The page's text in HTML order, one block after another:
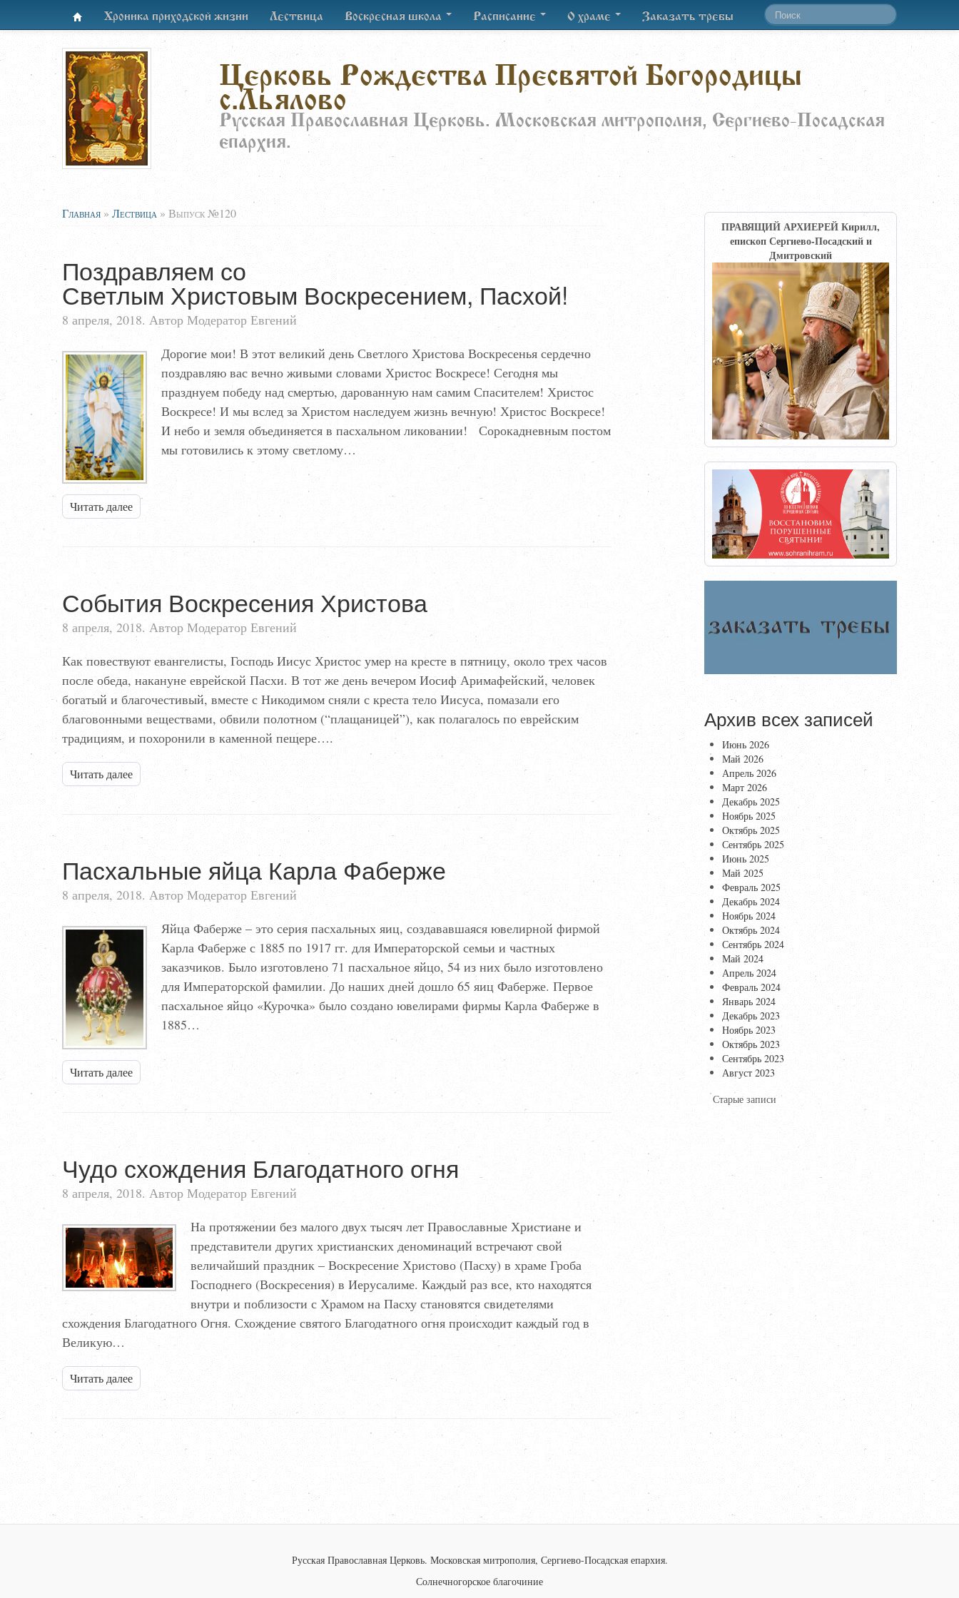
Хроника приходской жизни Лествица Воскресная школа Расписание О храме Заказать требы
Церковь Рождества Пресвятой Богородицы
с.Льялово
Русская Православная Церковь. Московская митрополия, Сергиево-Посадская
епархия.
Главная » Лествица » Выпуск №120
Поздравляем со
Светлым Христовым Воскресением, Пасхой!
8 апреля, 2018. Автор Модератор Евгений
Дорогие мои! В этот великий день Светлого Христова Воскресенья сердечно
поздравляю вас вечно живыми словами Христос Воскресе! Сегодня мы
празднуем победу над смертью, дарованную нам самим Спасителем! Христос
Воскресе! И мы вслед за Христом наследуем жизнь вечную! Христос Воскресе!
И небо и земля объединяется в пасхальном ликовании! Сорокадневным постом
мы готовились к этому светлому…
Читать далее
События Воскресения Христова
8 апреля, 2018. Автор Модератор Евгений
Как повествуют евангелисты, Господь Иисус Христос умер на кресте в пятницу, около трех часов
после обеда, накануне еврейской Пасхи. В тот же день вечером Иосиф Аримафейский, человек
богатый и благочестивый, вместе с Никодимом сняли с креста тело Иисуса, помазали его
благовонными веществами, обвили полотном (“плащаницей”), как полагалось по еврейским
традициям, и похоронили в каменной пещере….
Читать далее
Пасхальные яйца Карла Фаберже
8 апреля, 2018. Автор Модератор Евгений
Яйца Фаберже – это серия пасхальных яиц, создававшаяся ювелирной фирмой
Карла Фаберже с 1885 по 1917 гг. для Императорской семьи и частных
заказчиков. Было изготовлено 71 пасхальное яйцо, 54 из них было изготовлено
для Императорской фамилии. До наших дней дошло 65 яиц Фаберже. Первое
пасхальное яйцо «Курочка» было создано ювелирами фирмы Карла Фаберже в
1885…
Читать далее
Чудо схождения Благодатного огня
8 апреля, 2018. Автор Модератор Евгений
На протяжении без малого двух тысяч лет Православные Христиане и
представители других христианских деноминаций встречают свой
величайший праздник – Воскресение Христово (Пасху) в храме Гроба
Господнего (Воскресения) в Иерусалиме. Каждый раз все, кто находятся
внутри и поблизости с Храмом на Пасху становятся свидетелями
схождения Благодатного Огня. Схождение святого Благодатного огня происходит каждый год в
Великую…
Читать далее
ПРАВЯЩИЙ АРХИЕРЕЙ Кирилл,
епископ Сергиево-Посадский и
Дмитровский
Архив всех записей
Июнь 2026
Май 2026
Апрель 2026
Март 2026
Декабрь 2025
Ноябрь 2025
Октябрь 2025
Сентябрь 2025
Июнь 2025
Май 2025
Февраль 2025
Декабрь 2024
Ноябрь 2024
Октябрь 2024
Сентябрь 2024
Май 2024
Апрель 2024
Февраль 2024
Январь 2024
Декабрь 2023
Ноябрь 2023
Октябрь 2023
Сентябрь 2023
Август 2023
Старые записи
Русская Православная Церковь. Московская митрополия, Сергиево-Посадская епархия.
Солнечногорское благочиние